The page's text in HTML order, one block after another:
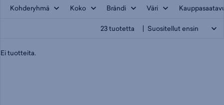
Kohderyhmä Koko Brändi Väri
23tuotetta
Ei tuotteita.